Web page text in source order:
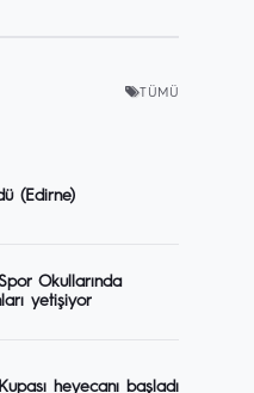
TÜMÜ
(Edirne)
Okullarında
yetişiyor
heyecanı başladı